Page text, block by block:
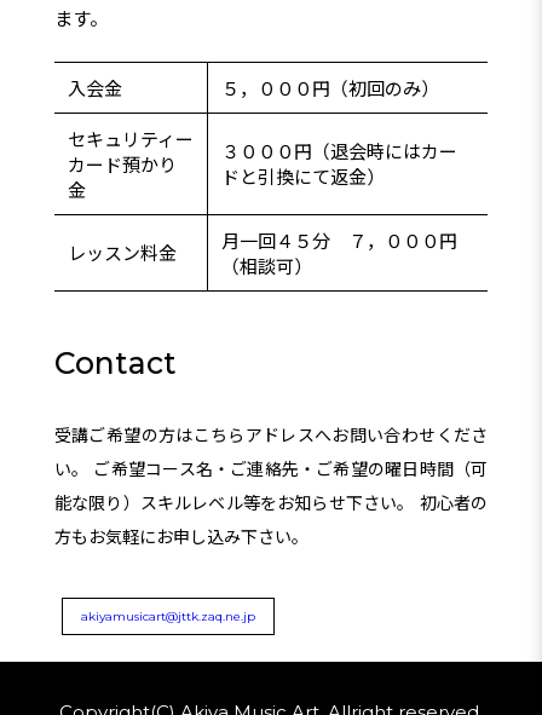
ます。
入会金 ５，０００円（初回のみ）
セキュリティー
カード預かり
金
３０００円（退会時にはカー
ドと引換にて返金）
レッスン料金
月一回４５分 ７，０００円
（相談可）
Contact
受講ご希望の方はこちらアドレスへお問い合わせくださ
い。 ご希望コース名・ご連絡先・ご希望の曜日時間（可
能な限り）スキルレベル等をお知らせ下さい。 初心者の
方もお気軽にお申し込み下さい。
akiyamusicart@jttk.zaq.ne.jp